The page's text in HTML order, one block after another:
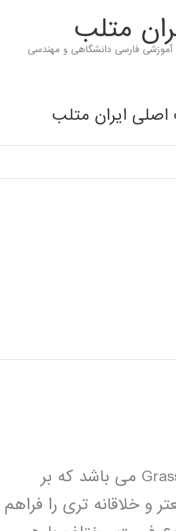
متلب
فارسی دانشگاهی و مهندسی
ایران متلب
نرم افزار Edius یک نرم افزار تدوین از شرکت Grass Valley می باشد که بر
و خلاقانه تری را فراهم